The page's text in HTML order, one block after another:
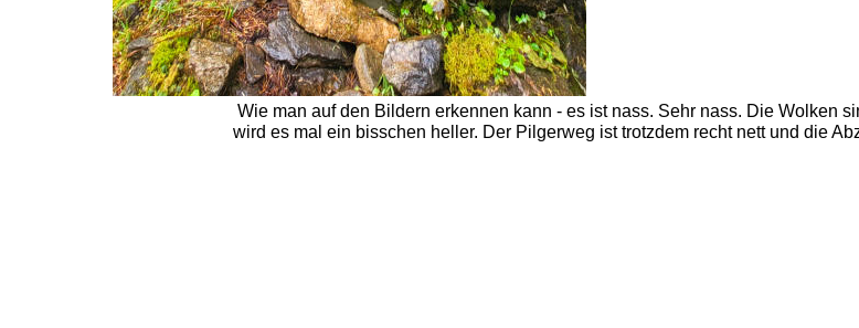
Wie man auf den Bildern erkennen kann - es ist nass. Sehr nass. Die Wolken
wird es mal ein bisschen heller. Der Pilgerweg ist trotzdem recht nett und die